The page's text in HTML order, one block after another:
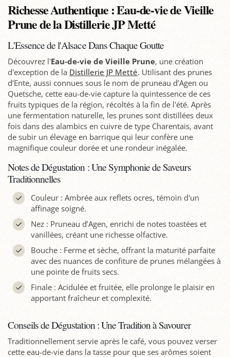
Richesse Authentique : Eau-de-vie de Vieille
Prune de la Distillerie JP Metté
L'Essence de l'Alsace Dans Chaque Goutte
Découvrez l'Eau-de-vie de Vieille Prune, une création
d'exception de la Distillerie JP Metté. Utilisant des prunes
d’Ente, aussi connues sous le nom de pruneau d’Agen ou
Quetsche, cette eau-de-vie capture la quintessence de ces
fruits typiques de la région, récoltés à la fin de l'été. Après
une fermentation naturelle, les prunes sont distillées deux
fois dans des alambics en cuivre de type Charentais, avant
de subir un élevage en barrique qui leur confère une
magnifique couleur dorée et une rondeur inégalée.
Notes de Dégustation : Une Symphonie de Saveurs
Traditionnelles
Couleur : Ambrée aux reflets ocres, témoin d'un
affinage soigné.
Nez : Pruneau d’Agen, enrichi de notes toastées et
vanillées, créant une richesse olfactive.
Bouche : Ferme et sèche, offrant la maturité parfaite
avec des nuances de confiture de prunes mélangées à
une pointe de fruits secs.
Finale : Acidulée et fruitée, elle prolonge le plaisir en
apportant fraîcheur et complexité.
Conseils de Dégustation : Une Tradition à Savourer
Traditionnellement servie après le café, vous pouvez verser
cette eau-de-vie dans la tasse pour que ses arômes soient